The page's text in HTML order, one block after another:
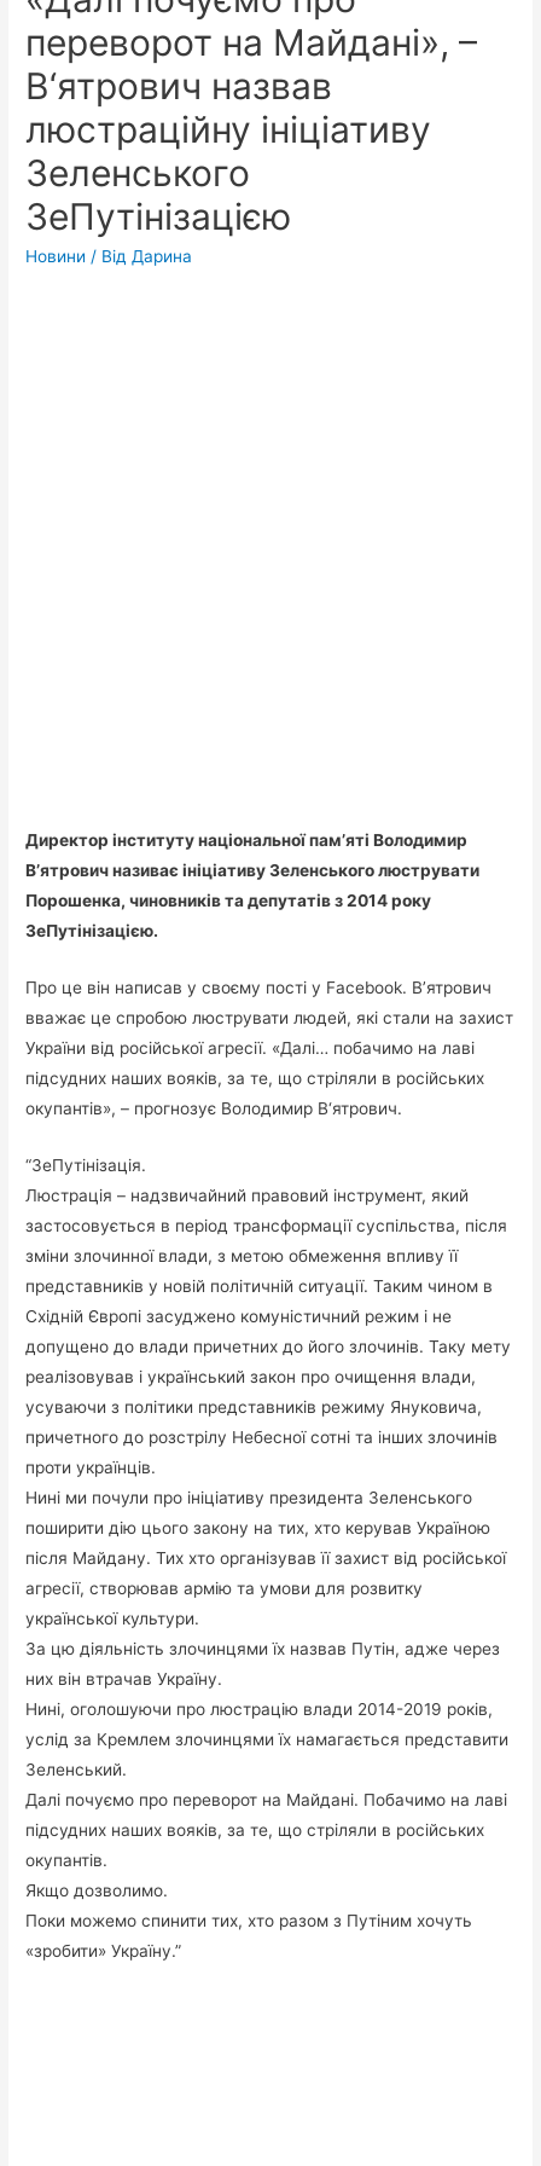
переворот на Майдані», –
В‘ятрович назвав
люстраційну ініціативу
Зеленського
ЗеПутінізацією
Новини / Від Дарина
Директор інституту національної пам’яті Володимир
В’ятрович називає ініціативу Зеленського люструвати
Порошенка, чиновників та депутатів з 2014 року
ЗеПутінізацією.
Про це він написав у своєму пості у Facebook. В’ятрович
вважає це спробою люструвати людей, які стали на захист
України від російської агресії. «Далі… побачимо на лаві
підсудних наших вояків, за те, що стріляли в російських
окупантів», – прогнозує Володимир В‘ятрович.
“ЗеПутінізація.
Люстрація – надзвичайний правовий інструмент, який
застосовується в період трансформації суспільства, після
зміни злочинної влади, з метою обмеження впливу її
представників у новій політичній ситуації. Таким чином в
Східній Європі засуджено комуністичний режим і не
допущено до влади причетних до його злочинів. Таку мету
реалізовував і український закон про очищення влади,
усуваючи з політики представників режиму Януковича,
причетного до розстрілу Небесної сотні та інших злочинів
проти українців.
Нині ми почули про ініціативу президента Зеленського
поширити дію цього закону на тих, хто керував Україною
після Майдану. Тих хто організував її захист від російської
агресії, створював армію та умови для розвитку
української культури.
За цю діяльність злочинцями їх назвав Путін, адже через
них він втрачав Україну.
Нині, оголошуючи про люстрацію влади 2014-2019 років,
услід за Кремлем злочинцями їх намагається представити
Зеленський.
Далі почуємо про переворот на Майдані. Побачимо на лаві
підсудних наших вояків, за те, що стріляли в російських
окупантів.
Якщо дозволимо.
Поки можемо спинити тих, хто разом з Путіним хочуть
«зробити» Україну.”